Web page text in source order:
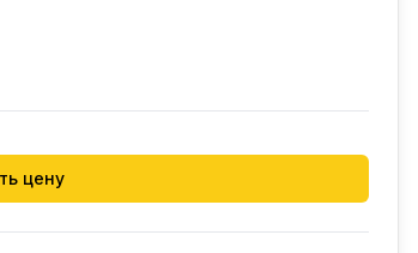
цену